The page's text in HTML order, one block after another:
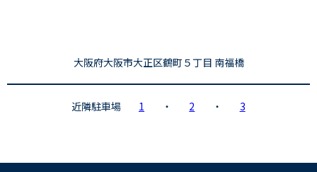
大阪府大阪市大正区鶴町５丁目 南福橋
近隣駐車場 1 ・ 2 ・ 3